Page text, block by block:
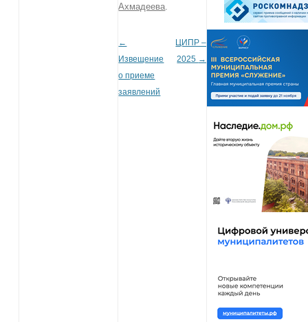
Ахмадеева.
Post navigation
←
Извещение
о приеме
заявлений
ЦИПР –
2025 →